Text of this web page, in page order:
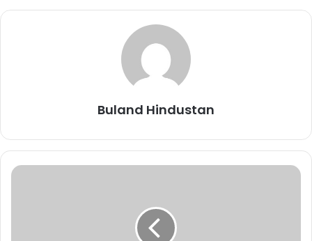
दीपक बैज का चेतावनी भरा अल्टीमेटम: 30
नवंबर तक नहीं घटीं बिजली दरें तो सीएम हाउस
का घेराव
लाइफस्टाइल के संस्थापक की मुलाकात,
छत्तीसगढ़ में टेक्सटाइल और गारमेंट पार्क में
November 11, 2025
Buland Hindustan